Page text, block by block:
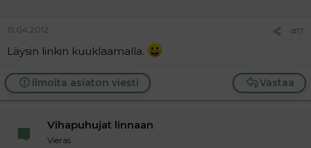
15.04.2012 #17
Läysin linkin kuuklaamalla.
Vastaa
Ilmoita asiaton viesti
Vihapuhujat linnaan
Vieras